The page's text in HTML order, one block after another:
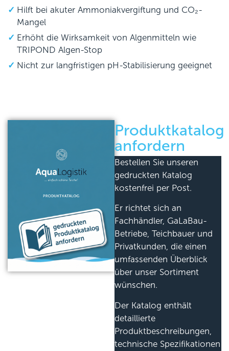
Hilft bei akuter Ammoniakvergiftung und CO₂-
Mangel
Erhöht die Wirksamkeit von Algenmitteln wie
TRIPOND Algen-Stop
Nicht zur langfristigen pH-Stabilisierung geeignet
Produktkatalog
anfordern
Bestellen Sie unseren
gedruckten Katalog
kostenfrei per Post.
Er richtet sich an
Fachhändler, GaLaBau-
Betriebe, Teichbauer und
Privatkunden, die einen
umfassenden Überblick
über unser Sortiment
wünschen.
Der Katalog enthält
detaillierte
Produktbeschreibungen,
technische Spezifikationen